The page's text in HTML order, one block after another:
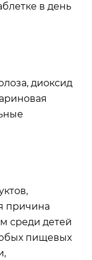
в день
диоксид
причина
среди детей
пищевых